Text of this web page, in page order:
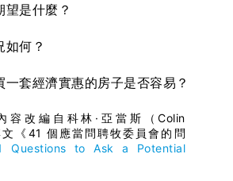
望是什麼？
如何？
一套經濟實惠的房子是否容易？
容改編自科林·亞當斯（Colin
《41 個應當問聘牧委員會的問
Questions to Ask a Potential